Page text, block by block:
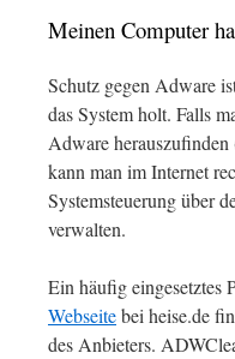
Meinen Computer
Schutz gegen Adware
das System holt. Falls
Adware
kann man im Internet
Systemsteuerung über
verwalten.
Ein häufig
Webseitebei heise.de
des Anbieters.